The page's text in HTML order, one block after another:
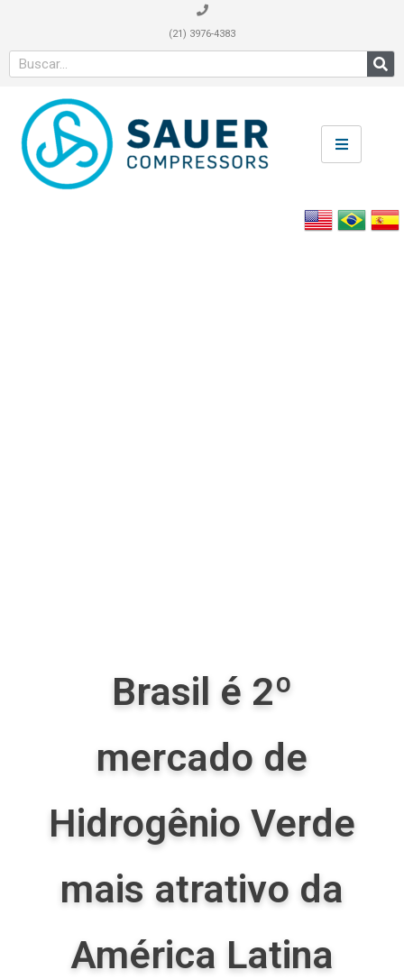
(21) 3976-4383
Brasil é 2º
mercado de
Hidrogênio Verde
mais atrativo da
América Latina